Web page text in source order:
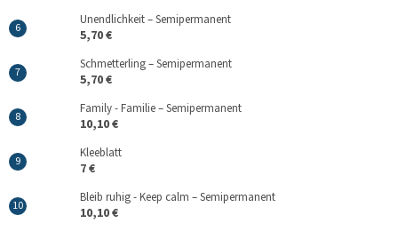
Unendlichkeit – Semipermanent
5,70 €
Schmetterling – Semipermanent
5,70 €
Family - Familie – Semipermanent
10,10 €
Kleeblatt
7 €
Bleib ruhig - Keep calm – Semipermanent
10,10 €